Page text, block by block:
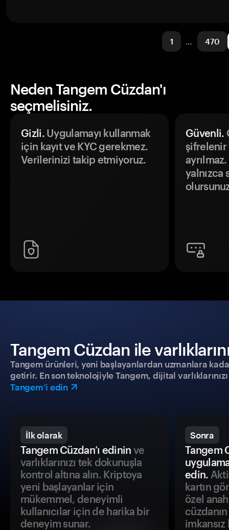
1 … 470
Neden Tangem Cüzdan'ı
seçmelisiniz.
Gizli.Uygulamayı kullanmak
için kayıt ve KYC gerekmez.
Verilerinizi takip etmiyoruz.
Güvenli.
şifrelenir
yalnızca
Tangem Cüzdan ile
Tangem ürünleri, yeni başlayanlardan uzmanlara
getirir. En son teknolojiyle Tangem, dijital
Tangem’i edin
İlk olarak
Tangem Cüzdan’ı edinin ve
varlıklarınızı tek dokunuşla
kontrol altına alın. Kriptoya
yeni başlayanlar için
mükemmel, deneyimli
kullanıcılar için de harika bir
deneyim sunar.
Sonra
Tangem
edin.
kartın
özel